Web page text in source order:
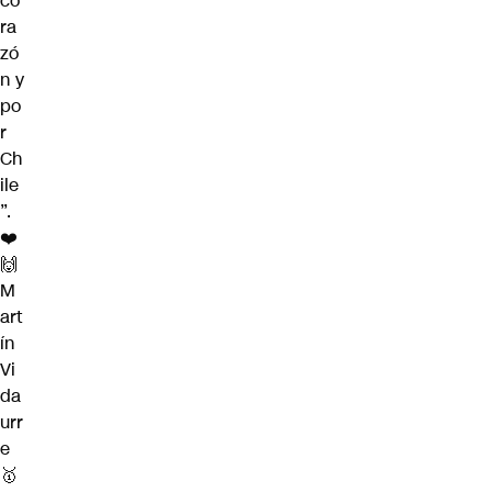
ra
zó
n y
po
r
Ch
ile
”.
❤️
🙌
M
art
ín
Vi
da
urr
e
🥇